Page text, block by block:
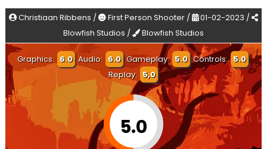
Christiaan Ribbens / First Person Shooter /
01-02-2023 /
Blowfish Studios /
Blowfish Studios
Graphics: 6.0 Audio: 6.0 Gameplay: 5.0 Controls: 5.0
Replay: 5,0
5.0